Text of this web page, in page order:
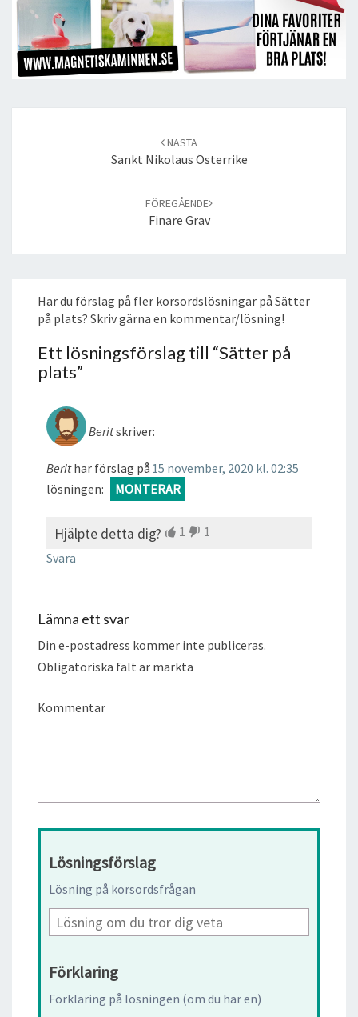
NÄSTA
Sankt Nikolaus Österrike
FÖREGÅENDE
Finare Grav
Har du förslag på fler korsordslösningar på Sätter
på plats? Skriv gärna en kommentar/lösning!
Ett lösningsförslag till “Sätter på
plats”
Beritskriver:
15 november, 2020 kl. 02:35
Berit har förslag på
lösningen:
MONTERAR
Hjälpte detta dig? 1
1
Svara
Lämna ett svar
Din e-postadress kommer inte publiceras.
Obligatoriska fält är märkta
Kommentar
Lösningsförslag
Lösning på korsordsfrågan
Förklaring
Förklaring på lösningen (om du har en)